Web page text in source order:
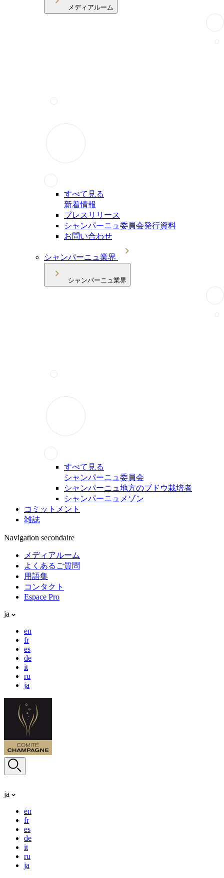
メディアルーム
すべて見る
新着情報
プレスリリース
シャンパーニュ委員会発行資料
お問い合わせ
シャンパーニュ業界
シャンパーニュ業界
すべて見る
シャンパーニュ委員会
シャンパーニュ地方のブドウ栽培者
シャンパーニュメゾン
コミットメント
雑誌
Navigation secondaire
メディアルーム
よくあるご質問
用語集
コンタクト
Espace Pro
ja
en
fr
es
de
it
ru
ja
ja
en
fr
es
de
it
ru
ja